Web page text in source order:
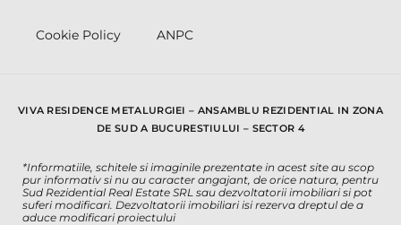
Cookie Policy ANPC
VIVA RESIDENCE METALURGIEI – ANSAMBLU REZIDENTIAL IN ZONA
DE SUD A BUCURESTIULUI – SECTOR 4
*Informatiile, schitele si imaginile prezentate in acest site au scop
pur informativ si nu au caracter angajant, de orice natura, pentru
Sud Rezidential Real Estate SRL sau dezvoltatorii imobiliari si pot
suferi modificari. Dezvoltatorii imobiliari isi rezerva dreptul de a
aduce modificari proiectului